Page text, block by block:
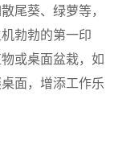
尾葵、绿萝等，
勃勃的第一印
或桌面盆栽，如
面，增添工作乐